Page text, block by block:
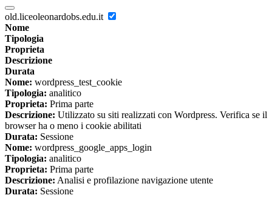
old.liceoleonardobs.edu.it
Nome
Tipologia
Proprieta
Descrizione
Durata
Nome: wordpress_test_cookie
Tipologia: analitico
Proprieta: Prima parte
Descrizione: Utilizzato su siti realizzati con Wordpress. Verifica se il
browser ha o meno i cookie abilitati
Durata: Sessione
Nome: wordpress_google_apps_login
Tipologia: analitico
Proprieta: Prima parte
Descrizione: Analisi e profilazione navigazione utente
Durata: Sessione